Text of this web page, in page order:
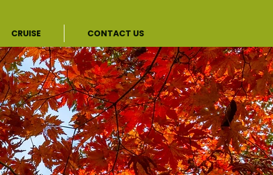
CRUISE CONTACT US